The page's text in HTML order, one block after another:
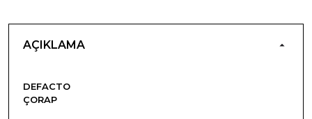
AÇIKLAMA
DEFACTO
ÇORAP